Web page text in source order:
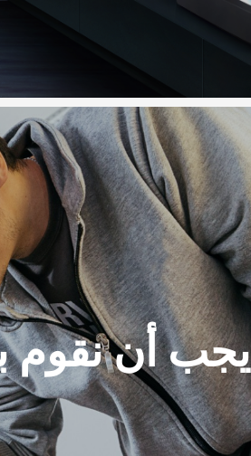
يجب أن نقوم